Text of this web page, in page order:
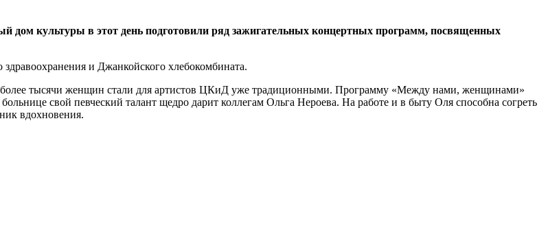
дом культуры в этот день подготовили ряд зажигательных концертных программ, посвященных
и Джанкойского хлебокомбината.
более тысячи женщин стали для артистов ЦКиД уже традиционными. Программу «Между нами, женщинами»
свой певческий талант щедро дарит коллегам Ольга Нероева. На работе и в быту Оля способна согреть
вдохновения.